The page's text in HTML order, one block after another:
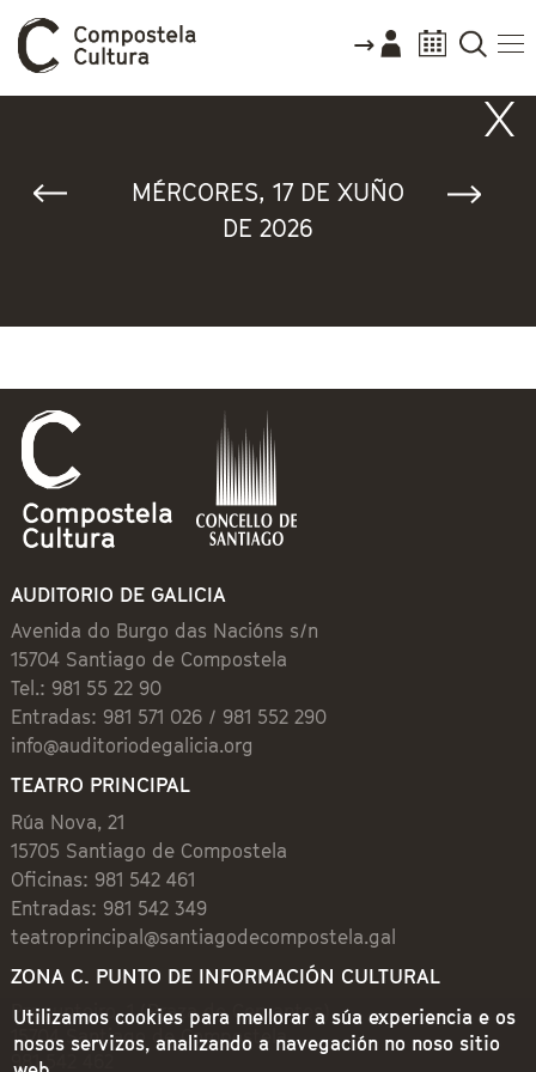
MÉRCORES, 17 DE XUÑO
DE 2026
AUDITORIO DE GALICIA
Avenida do Burgo das Nacións s/n
15704 Santiago de Compostela
Tel.: 981 55 22 90
Entradas: 981 571 026 / 981 552 290
info@auditoriodegalicia.org
TEATRO PRINCIPAL
Rúa Nova, 21
15705 Santiago de Compostela
Oficinas: 981 542 461
Entradas: 981 542 349
teatroprincipal@santiagodecompostela.gal
ZONA C. PUNTO DE INFORMACIÓN CULTURAL
Preguntoiro, 1 (Praza de Cervantes)
15704 Santiago de Compostela
981 542 462
Utilizamos cookies para mellorar a súa experiencia e os
nosos servizos, analizando a navegación no noso sitio